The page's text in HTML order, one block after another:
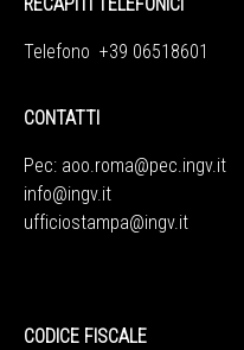
Telefono +39 06518601
CONTATTI
Pec: aoo.roma@pec.ingv.it
info@ingv.it
ufficiostampa@ingv.it
CODICE FISCALE